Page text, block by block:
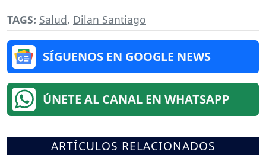
TAGS: Salud, Dilan Santiago
SÍGUENOS EN GOOGLE NEWS
ÚNETE AL CANAL EN WHATSAPP
ARTÍCULOS RELACIONADOS